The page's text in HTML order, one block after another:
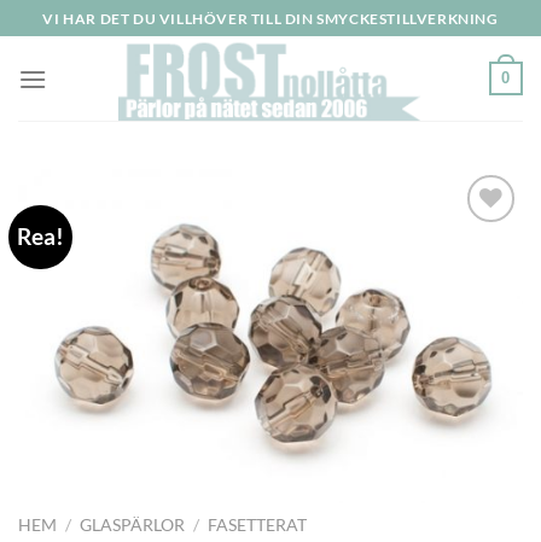
to
content
VI HAR DET DU VILLHÖVER TILL DIN SMYCKESTILLVERKNING
0
Rea!
HEM / GLASPÄRLOR / FASETTERAT